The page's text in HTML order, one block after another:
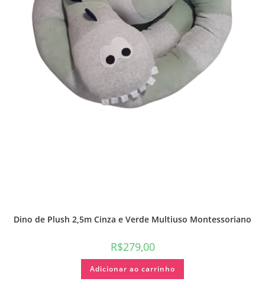
Dino de Plush 2,5m Cinza e Verde Multiuso Montessoriano
R$279,00
Adicionar ao carrinho